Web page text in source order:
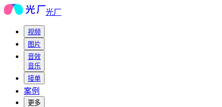
光厂
视频
图片
音效
音乐
接单
案例
更多